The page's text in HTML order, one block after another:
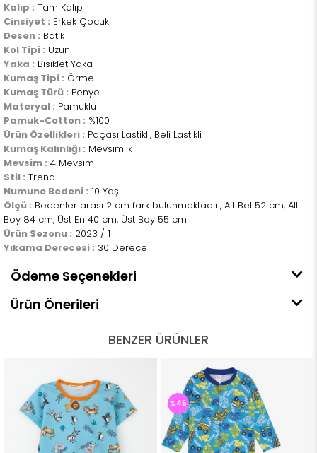
Kalıp : Tam Kalıp
Cinsiyet : Erkek Çocuk
Desen : Batik
Kol Tipi : Uzun
Yaka : Bisiklet Yaka
Kumaş Tipi : Örme
Kumaş Türü : Penye
Materyal : Pamuklu
Pamuk-Cotton : %100
Ürün Özellikleri : Paçası Lastikli, Beli Lastikli
Kumaş Kalınlığı : Mevsimlik
Mevsim : 4 Mevsim
Stil : Trend
Numune Bedeni : 10 Yaş
Ölçü : Bedenler arası 2 cm fark bulunmaktadır., Alt Bel 52 cm, Alt
Boy 84 cm, Üst En 40 cm, Üst Boy 55 cm
Ürün Sezonu : 2023 / 1
Yıkama Derecesi : 30 Derece
Ödeme Seçenekleri
Ürün Önerileri
BENZER ÜRÜNLER
%46